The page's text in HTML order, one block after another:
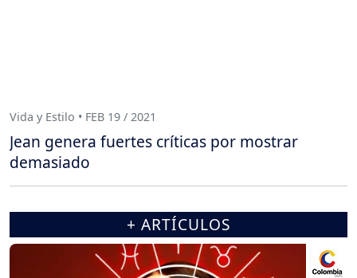
Vida y Estilo • FEB 19 / 2021
Jean genera fuertes críticas por mostrar
demasiado
+ ARTÍCULOS